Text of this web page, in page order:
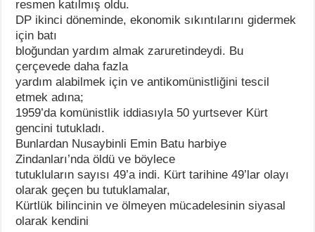
resmen katılmış oldu.
DP ikinci döneminde, ekonomik sıkıntılarını gidermek
için batı
bloğundan yardım almak zaruretindeydi. Bu
çerçevede daha fazla
yardım alabilmek için ve antikomünistliğini tescil
etmek adına;
1959’da komünistlik iddiasıyla 50 yurtsever Kürt
gencini tutukladı.
Bunlardan Nusaybinli Emin Batu harbiye
Zindanları’nda öldü ve böylece
tutukluların sayısı 49’a indi. Kürt tarihine 49’lar olayı
olarak geçen bu tutuklamalar,
Kürtlük bilincinin ve ölmeyen mücadelesinin siyasal
olarak kendini